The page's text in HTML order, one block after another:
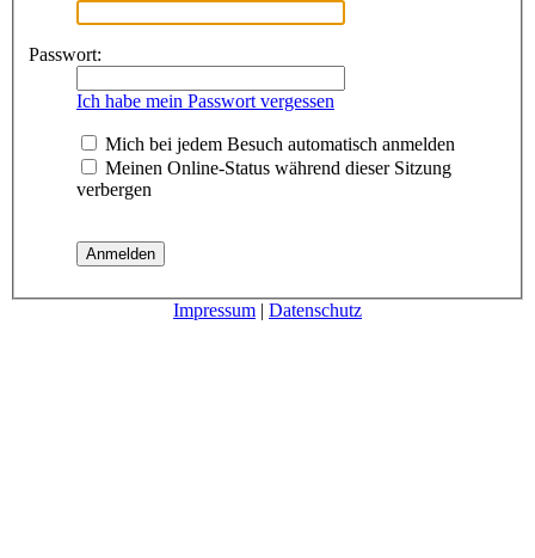
Passwort:
Ich habe mein Passwort vergessen
Mich bei jedem Besuch automatisch anmelden
Meinen Online-Status während dieser Sitzung
verbergen
Impressum | Datenschutz